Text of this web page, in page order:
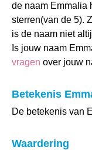
de naam Emmalia
sterren(van de 5).
is de naam niet
Is jouw naam
vragen over jouw
Betekenis
De betekenis van
Waardering